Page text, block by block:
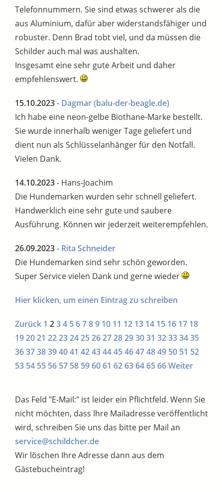
Telefonnummern. Sie sind etwas schwerer als die
aus Aluminium, dafür aber widerstandsfähiger und
robuster. Denn Brad tobt viel, und da müssen die
Schilder auch mal was aushalten.
Insgesamt eine sehr gute Arbeit und daher
empfehlenswert.
15.10.2023- Dagmar(balu-der-beagle.de)
Ich habe eine neon-gelbe Biothane-Marke bestellt.
Sie wurde innerhalb weniger Tage geliefert und
dient nun als Schlüsselanhänger für den Notfall.
Vielen Dank.
14.10.2023- Hans-Joachim
Die Hundemarken wurden sehr schnell geliefert.
Handwerklich eine sehr gute und saubere
Ausführung. Können wir jederzeit weiterempfehlen.
26.09.2023- Rita Schneider
Die Hundemarken sind sehr schön geworden.
Super Service vielen Dank und gerne wieder
Hier klicken, um einen Eintrag zu schreiben
Zurück 1 234 56789 10 11 12 13 14 15 16 17 18
192021 22232425262728293031 32333435
363738394041 4243444546474849 50 51 52
53 54 55 56 57 58 596061 6263646566Weiter
Das Feld "E-Mail:" ist leider ein Pflichtfeld. Wenn Sie
nicht möchten, dass Ihre Mailadresse veröffentlicht
wird, schreiben Sie uns das bitte per Mail an
service@schildcher.de
Wir löschen Ihre Adresse dann aus dem
Gästebucheintrag!